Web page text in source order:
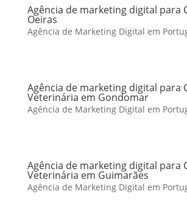
Agência de marketing digital para
Oeiras
Agência de Marketing Digital em
Agência de marketing digital para
Veterinária em Gondomar
Agência de Marketing Digital em
Agência de marketing digital para
Veterinária em Guimarães
Agência de Marketing Digital em